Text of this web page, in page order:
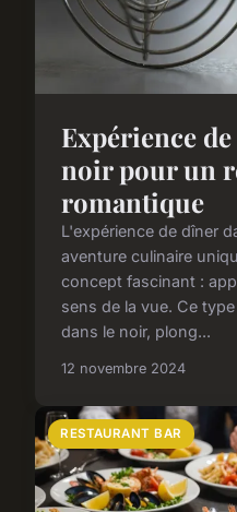
Expérience
noir pour un
romantique
L'expérience de dîner
aventure culinaire
concept fascinant :
sens de la vue. Ce
dans le noir, plong...
12 novembre 2024
RESTAURANT BAR